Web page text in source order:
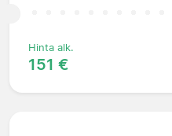
Hinta alk.
151 €